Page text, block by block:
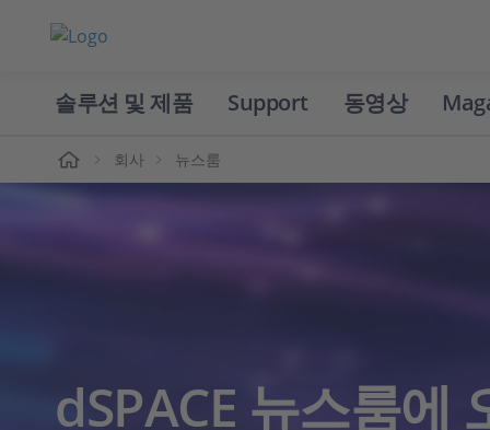
솔루션 및 제품 Support 동영상
회사 뉴스룸
dSPACE 뉴스룸에